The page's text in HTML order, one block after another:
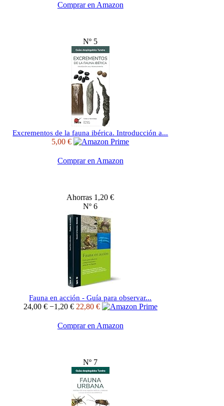
Comprar en Amazon
Nº 5
Excrementos de la fauna ibérica. Introducción a...
5,00 €
Comprar en Amazon
Ahorras 1,20 €
Nº 6
Fauna en acción - Guía para observar...
24,00 € −1,20 € 22,80 €
Comprar en Amazon
Nº 7